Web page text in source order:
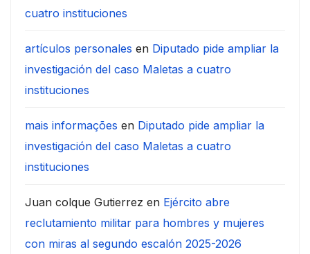
cuatro instituciones
artículos personales en Diputado pide ampliar la
investigación del caso Maletas a cuatro
instituciones
mais informações en Diputado pide ampliar la
investigación del caso Maletas a cuatro
instituciones
Juan colque Gutierrez en Ejército abre
reclutamiento militar para hombres y mujeres
con miras al segundo escalón 2025-2026